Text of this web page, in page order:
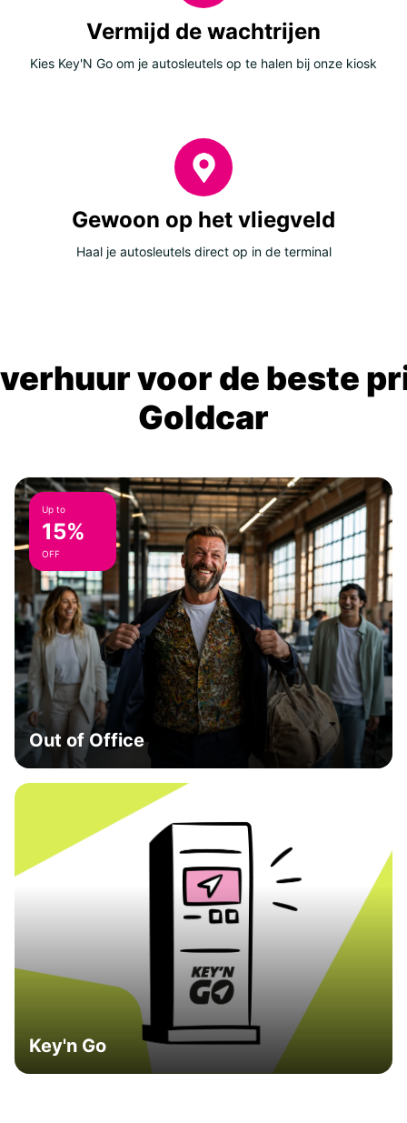
Vermijd de wachtrijen
Kies Key'N Go om je autosleutels op te halen bij onze kiosk
Gewoon op het vliegveld
Haal je autosleutels direct op in de terminal
voor de beste
Goldcar
Up to
15%
OFF
Out of Office
Key'n Go